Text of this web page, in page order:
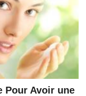
Pour Avoir une